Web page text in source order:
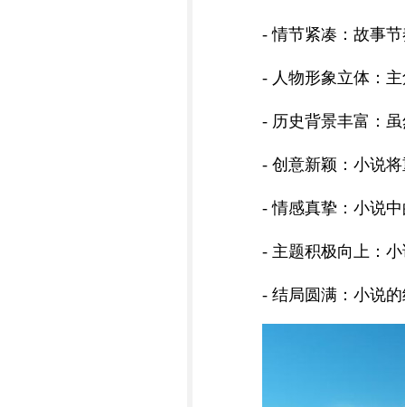
- 情节紧凑：故事
- 人物形象立体：
- 历史背景丰富：
- 创意新颖：小说
- 情感真挚：小说
- 主题积极向上：
- 结局圆满：小说